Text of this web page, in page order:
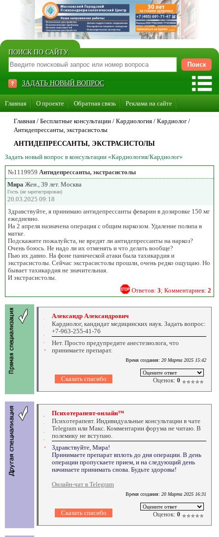
ПОИСК ПО САЙТУ:
ЗАДАТЬ НОВЫЙ ВОПРОС
Главная О проекте Обратная связь Реклама на сайте
Стать консультантом нашего сайта
Главная / Бесплатные консультации / Кардиология / Кардиолог /
Антидепрессанты, экстрасистолы
АНТИДЕПРЕССАНТЫ, ЭКСТРАСИСТОЛЫ
Задать новый вопрос в консультации «Кардиология/Кардиолог»
№1119959 Антидепрессанты, экстрасистолы
Мира Жен., 39 лет. Москва
Гость (не зарегистрирован)
20.03.2025 09:18
Здравствуйте, я принимаю антидепрессанты феварин в дозировке 150 мг
ежедневно.
На 2 апреля назначена операция с общим наркозом. Удаление полипа в
матке.
Подскажите пожалуйста, не вредят ли антидепрессанты на наркоз?
Очень боюсь. Не надо ли их отменять и что делать вообще?
Пью их давно. На фоне панической атаки была тахикардия и
экстрасистолы. Сейчас экстрасистолы прошли, очень редко ощущаю. Но
бывает тахикардия не значительная.
И экстрасистолы.
Ответов: 3; Комментариев: 2
Александр Александрович
Кардиолог, кандидат медицинских наук. Задать вопрос:
+7-963-255-41-76
Нет. Просто предупредите анестезиолога, что
принимаете препарат.
Время создания: 20 Марта 2025 15:42
Оценок: 0
Психотерапевт-онлайн™
Психотерапевт. Индивидуальные консультации в чате
Telegram или Макс. Комментарии форума не читаю. В
полемику не вступаю.
Здравствуйте, Мира!
Принимаете препарат вплоть до дня операции. В день
операции пропускаете прием, и на следующий день
начинаете принимать снова. Будьте здоровы!
Онлайн-чат в Telegram
Время создания: 20 Марта 2025 16:31
Оценок: 0